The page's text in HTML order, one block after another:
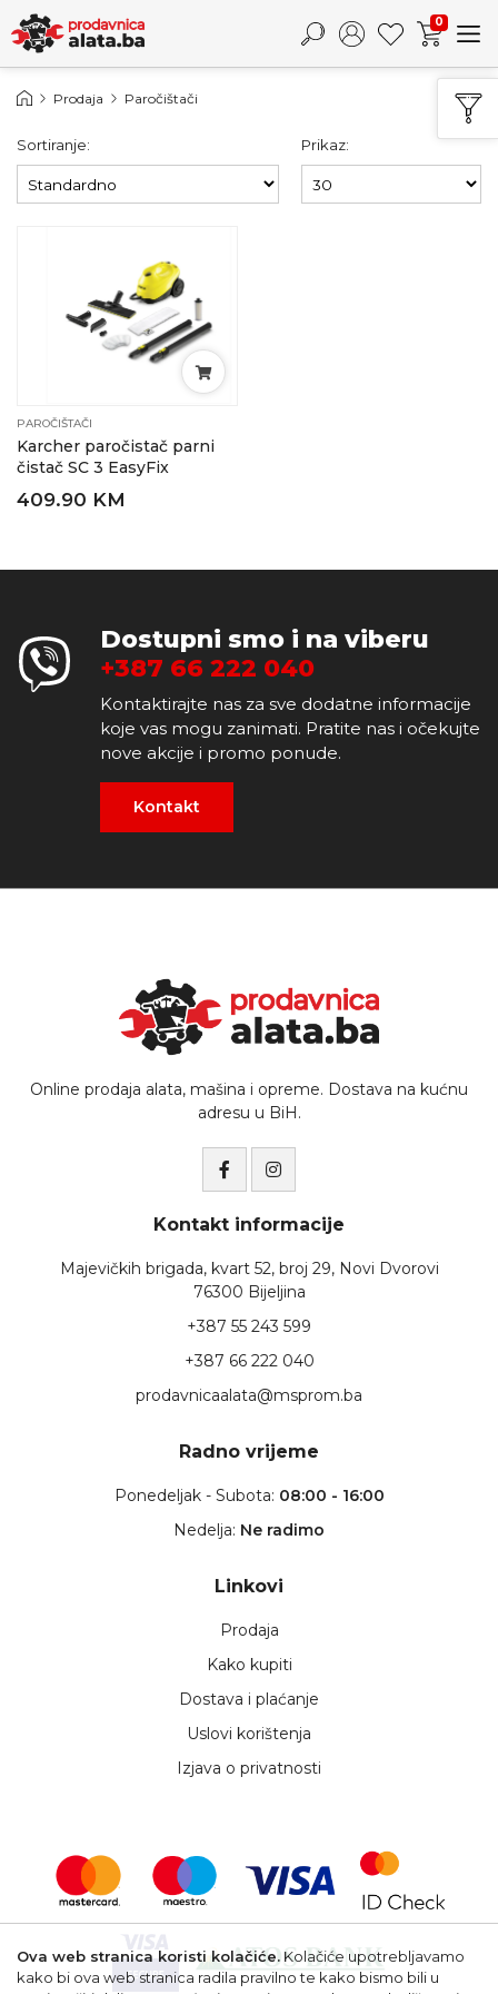
0
Prodaja Paročištači
Sortiranje: Prikaz:
PAROČIŠTAČI
Karcher paročistač parni
čistač SC 3 EasyFix
409.90 KM
Dostupni smo i na viberu
+387 66 222 040
Kontaktirajte nas za sve dodatne informacije
koje vas mogu zanimati. Pratite nas i očekujte
nove akcije i promo ponude.
Kontakt
Online prodaja alata, mašina i opreme. Dostava na kućnu
adresu u BiH.
Kontakt informacije
Majevičkih brigada, kvart 52, broj 29, Novi Dvorovi
76300 Bijeljina
+387 55 243 599
+387 66 222 040
prodavnicaalata@msprom.ba
Radno vrijeme
Ponedeljak - Subota: 08:00 - 16:00
Nedelja: Ne radimo
Linkovi
Prodaja
Kako kupiti
Dostava i plaćanje
Uslovi korištenja
Izjava o privatnosti
Ova web stranica koristi kolačiće. Kolačiće upotrebljavamo
kako bi ova web stranica radila pravilno te kako bismo bili u